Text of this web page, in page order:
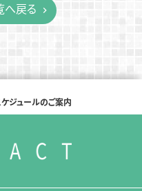
へ戻る
ジュールのご案内